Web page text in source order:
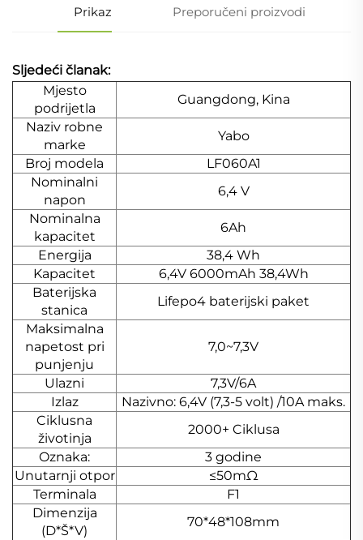
Prikaz Preporučeni proizvodi
Sljedeći članak:
Mjesto
podrijetla
Guangdong, Kina
Naziv robne
marke
Yabo
Broj modela
LF060A1
Nominalni
napon
6,4 V
Nominalna
kapacitet
6Ah
Energija
38,4 Wh
Kapacitet
6,4V 6000mAh 38,4Wh
Baterijska
stanica
Lifepo4 baterijski paket
Maksimalna
napetost pri
punjenju
7,0~7,3V
Ulazni
7,3V/6A
Izlaz
Nazivno: 6,4V (7,3-5 volt) /10A maks.
Ciklusna
životinja
2000+ Ciklusa
Oznaka:
3 godine
Unutarnji otpor
≤50mΩ
Terminala
F1
Dimenzija
(D*Š*V)
70*48*108mm